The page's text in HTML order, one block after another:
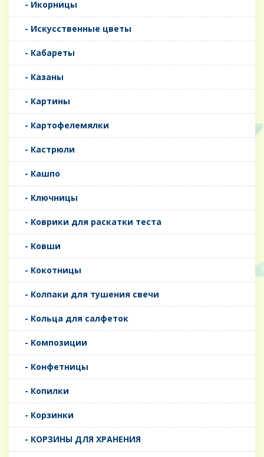
- Икорницы
- Искусственные цветы
- Кабареты
- Казаны
- Картины
- Картофелемялки
- Кастрюли
- Кашпо
- Ключницы
- Коврики для раскатки теста
- Ковши
- Кокотницы
- Колпаки для тушения свечи
- Кольца для салфеток
- Композиции
- Конфетницы
- Копилки
- Корзинки
- КОРЗИНЫ ДЛЯ ХРАНЕНИЯ